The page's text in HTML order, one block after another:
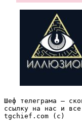
Шеф телеграма –
ссылку на нас и